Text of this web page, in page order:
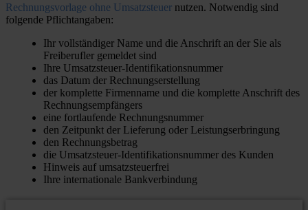
Rechnungsvorlage ohne Umsatzsteuer nutzen. Notwendig sind
folgende Pflichtangaben:
Ihr vollständiger Name und die Anschrift an der Sie als
Freiberufler gemeldet sind
Ihre Umsatzsteuer-Identifikationsnummer
das Datum der Rechnungserstellung
der komplette Firmenname und die komplette Anschrift des
Rechnungsempfängers
eine fortlaufende Rechnungsnummer
den Zeitpunkt der Lieferung oder Leistungserbringung
den Rechnungsbetrag
die Umsatzsteuer-Identifikationsnummer des Kunden
Hinweis auf umsatzsteuerfrei
Ihre internationale Bankverbindung